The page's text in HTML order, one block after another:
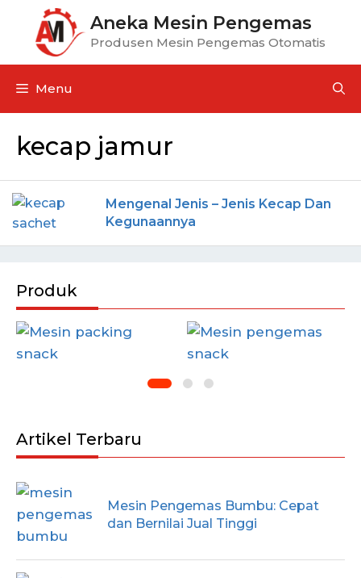
Aneka Mesin Pengemas
Produsen Mesin Pengemas Otomatis
Menu
kecap jamur
Mengenal Jenis – Jenis Kecap Dan
Kegunaannya
Produk
Artikel Terbaru
Mesin Pengemas Bumbu: Cepat
dan Bernilai Jual Tinggi